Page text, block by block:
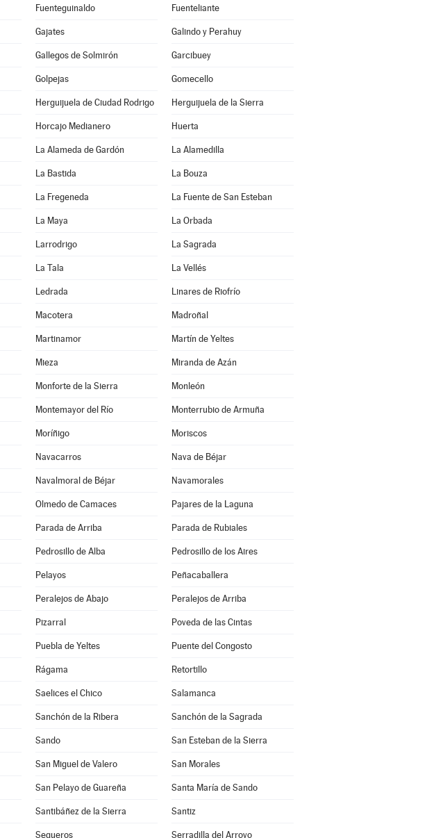
Fuenteguinaldo Fuenteliante
Gajates Galindo y Perahuy
Gallegos de Solmirón Garcibuey
Golpejas Gomecello
Herguijuela de Ciudad Rodrigo Herguijuela de la Sierra
Horcajo Medianero Huerta
La Alameda de Gardón La Alamedilla
La Bastida La Bouza
La Fregeneda La Fuente de San Esteban
La Maya La Orbada
Larrodrigo La Sagrada
La Tala La Vellés
Ledrada Linares de Riofrío
Macotera Madroñal
Martinamor Martín de Yeltes
Mieza Miranda de Azán
Monforte de la Sierra Monleón
Montemayor del Río Monterrubio de Armuña
Moríñigo Moriscos
Navacarros Nava de Béjar
Navalmoral de Béjar Navamorales
Olmedo de Camaces Pajares de la Laguna
Parada de Arriba Parada de Rubiales
Pedrosillo de Alba Pedrosillo de los Aires
Pelayos Peñacaballera
Peralejos de Abajo Peralejos de Arriba
Pizarral Poveda de las Cintas
Puebla de Yeltes Puente del Congosto
Rágama Retortillo
Saelices el Chico Salamanca
Sanchón de la Ribera Sanchón de la Sagrada
Sando San Esteban de la Sierra
San Miguel de Valero San Morales
San Pelayo de Guareña Santa María de Sando
Santibáñez de la Sierra Santiz
Sequeros Serradilla del Arroyo